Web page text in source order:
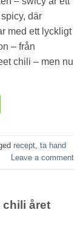
där
med ett lyckligt
– från
chili – men nu
recept ta hand
Leave a comment
chili året